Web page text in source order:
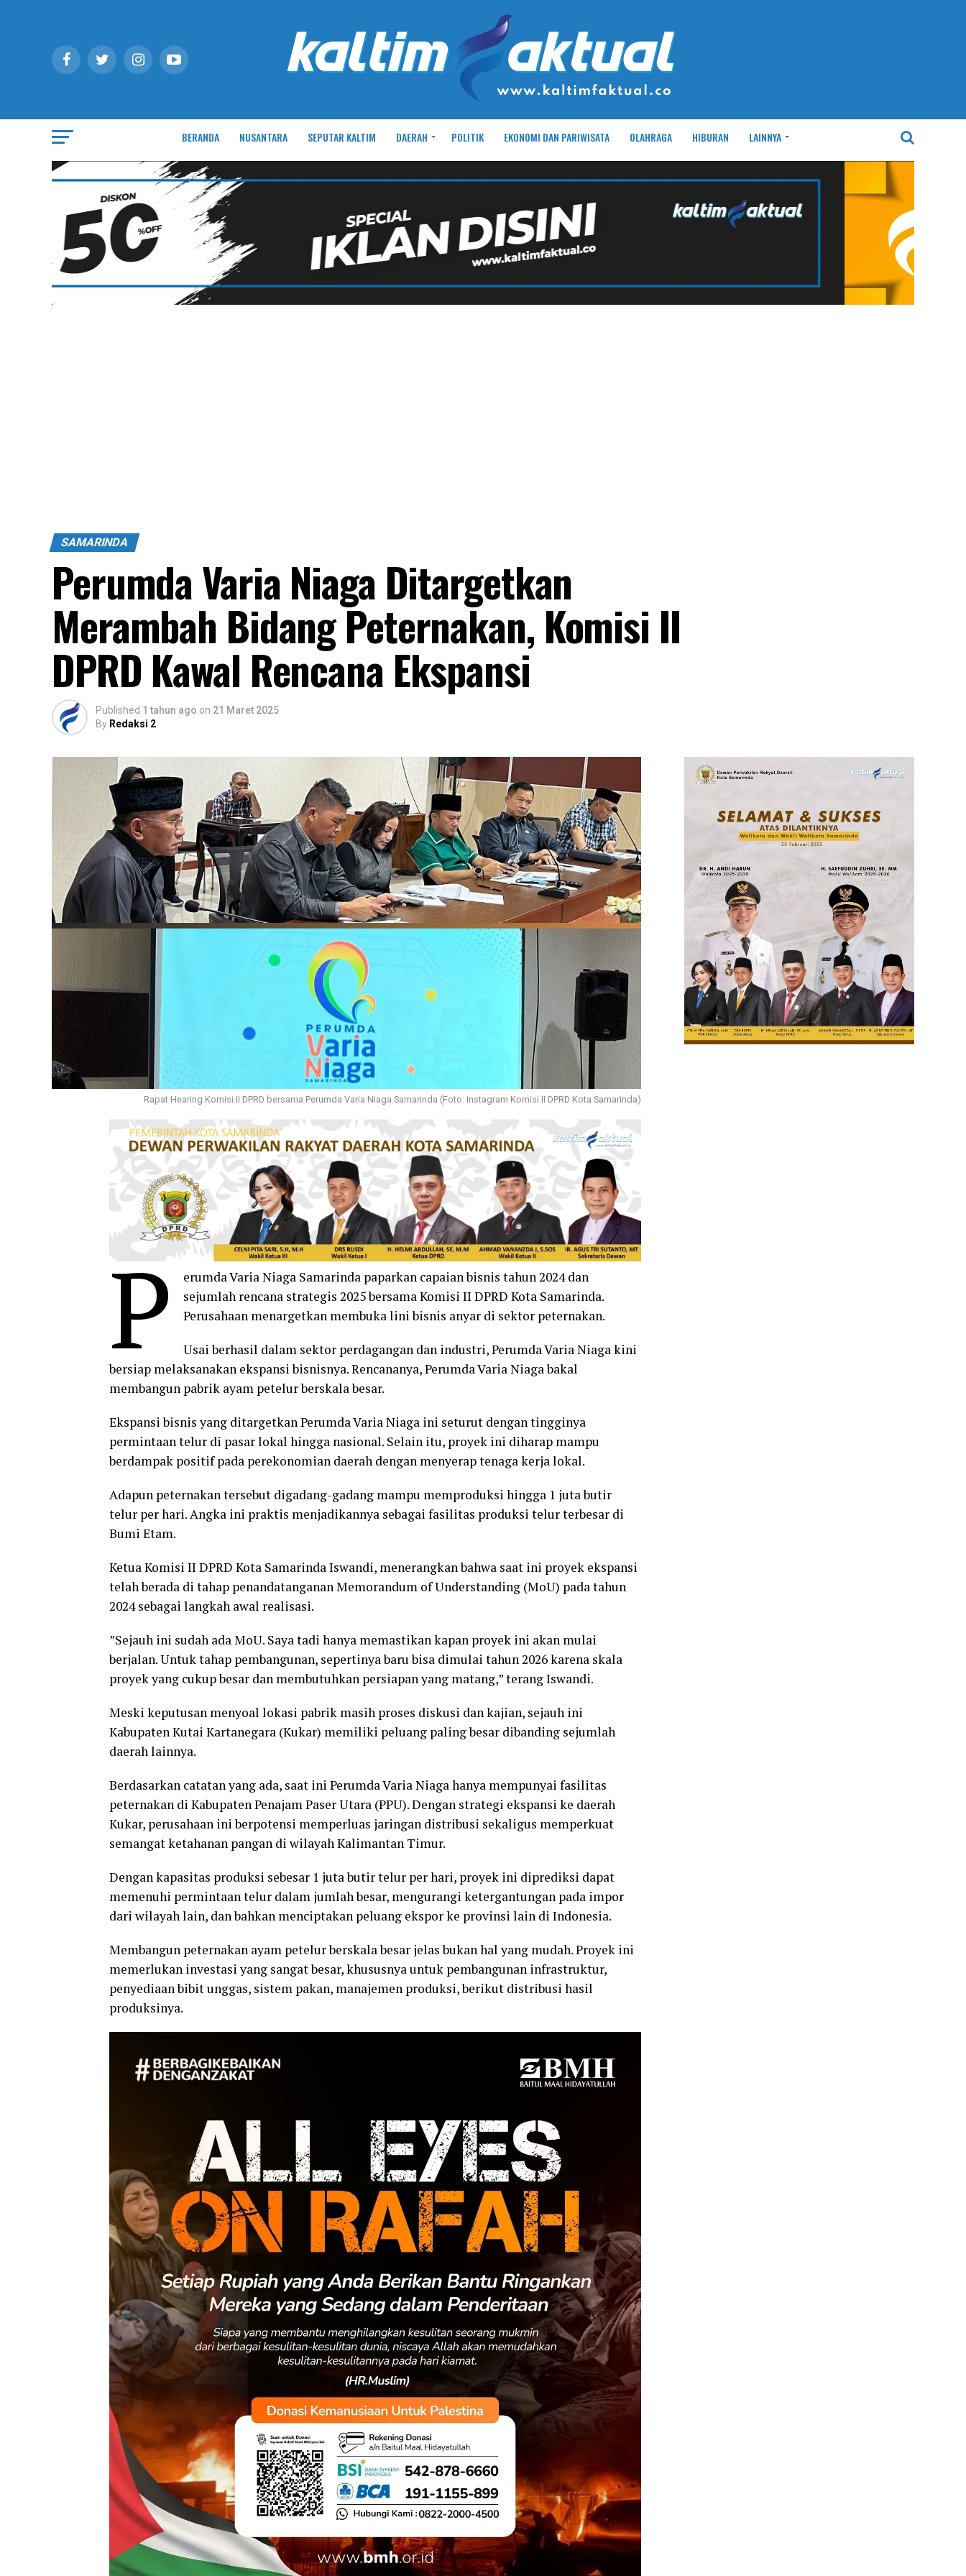
BERANDA NUSANTARA SEPUTAR KALTIM DAERAH POLITIK EKONOMI DAN PARIWISATA OLAHRAGA HIBURAN LAINNYA
SAMARINDA
Perumda Varia Niaga Ditargetkan
Merambah Bidang Peternakan, Komisi II
DPRD Kawal Rencana Ekspansi
Published 1 tahun ago on 21 Maret 2025
By Redaksi 2
Rapat Hearing Komisi II DPRD bersama Perumda Varia Niaga Samarinda (Foto: Instagram Komisi II DPRD Kota Samarinda)
P
erumda Varia Niaga Samarinda paparkan capaian bisnis tahun 2024 dan
sejumlah rencana strategis 2025 bersama Komisi II DPRD Kota Samarinda.
Perusahaan menargetkan membuka lini bisnis anyar di sektor peternakan.
Usai berhasil dalam sektor perdagangan dan industri, Perumda Varia Niaga kini
bersiap melaksanakan ekspansi bisnisnya. Rencananya, Perumda Varia Niaga bakal
membangun pabrik ayam petelur berskala besar.
Ekspansi bisnis yang ditargetkan Perumda Varia Niaga ini seturut dengan tingginya
permintaan telur di pasar lokal hingga nasional. Selain itu, proyek ini diharap mampu
berdampak positif pada perekonomian daerah dengan menyerap tenaga kerja lokal.
Adapun peternakan tersebut digadang-gadang mampu memproduksi hingga 1 juta butir
telur per hari. Angka ini praktis menjadikannya sebagai fasilitas produksi telur terbesar di
Bumi Etam.
Ketua Komisi II DPRD Kota Samarinda Iswandi, menerangkan bahwa saat ini proyek ekspansi
telah berada di tahap penandatanganan Memorandum of Understanding (MoU) pada tahun
2024 sebagai langkah awal realisasi.
”Sejauh ini sudah ada MoU. Saya tadi hanya memastikan kapan proyek ini akan mulai
berjalan. Untuk tahap pembangunan, sepertinya baru bisa dimulai tahun 2026 karena skala
proyek yang cukup besar dan membutuhkan persiapan yang matang,” terang Iswandi.
Meski keputusan menyoal lokasi pabrik masih proses diskusi dan kajian, sejauh ini
Kabupaten Kutai Kartanegara (Kukar) memiliki peluang paling besar dibanding sejumlah
daerah lainnya.
Berdasarkan catatan yang ada, saat ini Perumda Varia Niaga hanya mempunyai fasilitas
peternakan di Kabupaten Penajam Paser Utara (PPU). Dengan strategi ekspansi ke daerah
Kukar, perusahaan ini berpotensi memperluas jaringan distribusi sekaligus memperkuat
semangat ketahanan pangan di wilayah Kalimantan Timur.
Dengan kapasitas produksi sebesar 1 juta butir telur per hari, proyek ini diprediksi dapat
memenuhi permintaan telur dalam jumlah besar, mengurangi ketergantungan pada impor
dari wilayah lain, dan bahkan menciptakan peluang ekspor ke provinsi lain di Indonesia.
Membangun peternakan ayam petelur berskala besar jelas bukan hal yang mudah. Proyek ini
memerlukan investasi yang sangat besar, khususnya untuk pembangunan infrastruktur,
penyediaan bibit unggas, sistem pakan, manajemen produksi, berikut distribusi hasil
produksinya.